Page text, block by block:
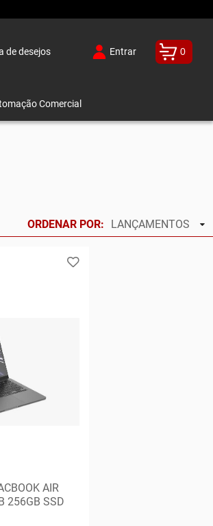
de desejos Entrar 0
Comercial
ORDENAR POR: LANÇAMENTOS
AIR
256GB SSD